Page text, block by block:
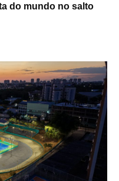
do mundo no salto